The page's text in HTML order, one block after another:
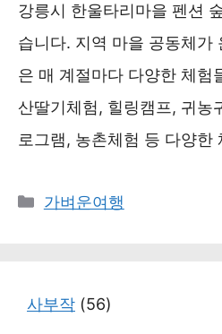
강릉시 한울타리마을 펜션
습니다. 지역 마을 공동체가
은 매 계절마다 다양한 체험
산딸기체험, 힐링캠프, 귀농
로그램, 농촌체험 등 다양한
카
가벼운여행
사부작 (56)